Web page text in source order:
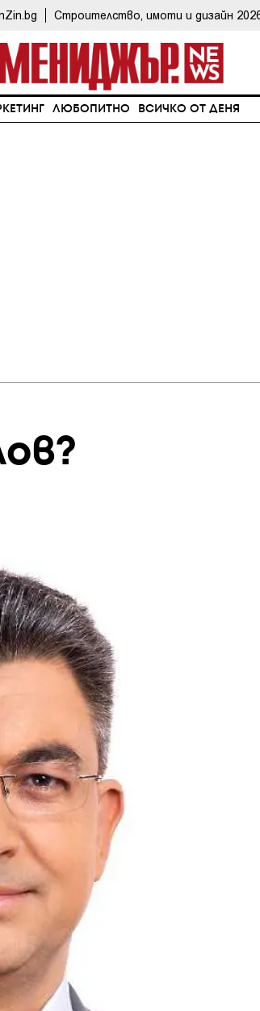
Строителство, имоти и дизайн
ЛЮБОПИТНО ВСИЧКО ОТ ДЕНЯ